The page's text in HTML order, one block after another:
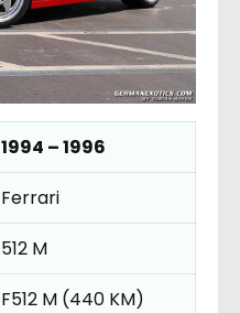
1994 – 1996
Ferrari
512 M
F512 M (440 KM)